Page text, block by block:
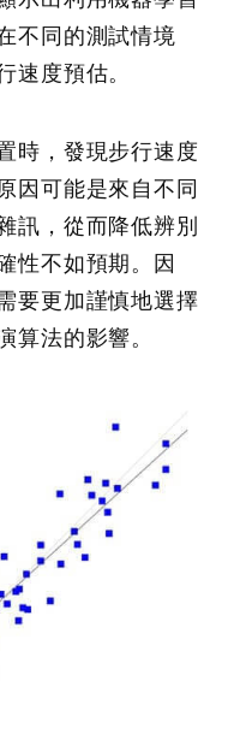
不同的測試情境
速度預估。
時，發現步行速度
因可能是來自不同
訊，從而降低辨別
性不如預期。因
要更加謹慎地選擇
算法的影響。